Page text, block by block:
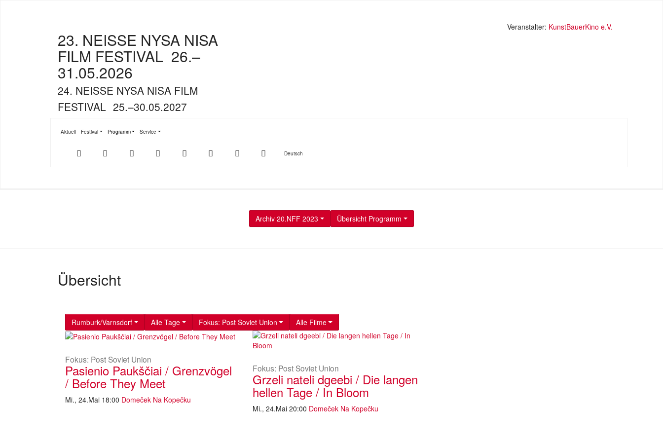
23. NEISSE NYSA NISA
FILM FESTIVAL 26.–
31.05.2026
24. NEISSE NYSA NISA FILM
FESTIVAL 25.–30.05.2027
Veranstalter: KunstBauerKino e.V.
Aktuell Festival
Submenu for "Festival"
Programm
Submenu for "Programm"
Service
Submenu for "Service"
Store
Play
Youtube Facebook Twitter Instagram SucheDeutsch
Archiv 20.NFF 2023 Übersicht Programm
Übersicht
Rumburk/Varnsdorf Alle Tage Fokus: Post Soviet Union Alle Filme
Fokus: Post Soviet Union
Pasienio Paukščiai / Grenzvögel
/ Before They Meet
Mi., 24.Mai 18:00 Domeček Na Kopečku
Fokus: Post Soviet Union
Grzeli nateli dgeebi / Die langen
hellen Tage / In Bloom
Mi., 24.Mai 20:00 Domeček Na Kopečku